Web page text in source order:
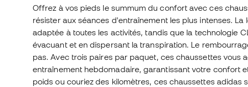
Offrez à vos pieds le summum du confort avec ces
résister aux séances d'entraînement les plus intenses.
adaptée à toutes les activités, tandis que la technologie
évacuant et en dispersant la transpiration. Le
pas. Avec trois paires par paquet, ces chaussettes vous
entraînement hebdomadaire, garantissant votre confort
poids ou couriez des kilomètres, ces chaussettes